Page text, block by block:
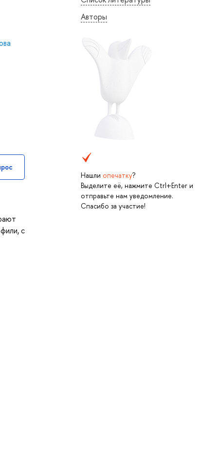
Авторы
Нашли опечатку?
Выделите её, нажмите Ctrl+Enter и
отправьте нам уведомление.
Спасибо за участие!
с